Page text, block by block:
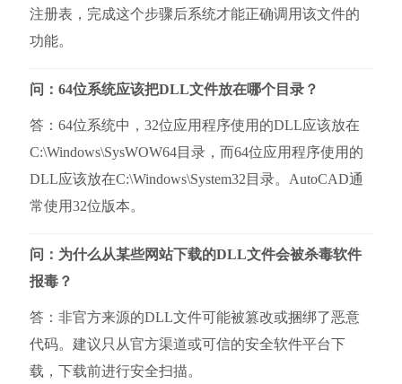
注册表，完成这个步骤后系统才能正确调用该文件的
功能。
问：64位系统应该把DLL文件放在哪个目录？
答：64位系统中，32位应用程序使用的DLL应该放在
C:\Windows\SysWOW64目录，而64位应用程序使用的
DLL应该放在C:\Windows\System32目录。AutoCAD通
常使用32位版本。
问：为什么从某些网站下载的DLL文件会被杀毒软件
报毒？
答：非官方来源的DLL文件可能被篡改或捆绑了恶意
代码。建议只从官方渠道或可信的安全软件平台下
载，下载前进行安全扫描。